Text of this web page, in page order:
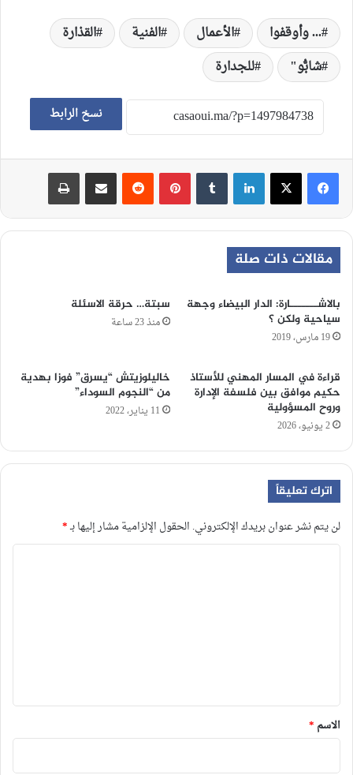
... وأوقفوا الأعمال الفنية
القذارة
شابُّو"
للجدارة
نسخ الرابط
لينكدإن بينتيريست
مقالات ذات صلة
بالاشـــــــارة: الدار البيضاء وجهة
سياحية ولكن ؟
19 مارس، 2019
سبتة… حرقة الاسئلة
منذ 23 ساعة
قراءة في المسار المهني للأستاذ
حكيم موافق بين فلسفة الإدارة
وروح المسؤولية
2 يونيو، 2026
خاليلوزيتش “يسرق” فوزا بهدية
من “النجوم السوداء”
11 يناير، 2022
اترك تعليقاً
لن يتم نشر عنوان بريدك الإلكتروني. الحقول الإلزامية مشار إليها بـ*
*
الاسم *